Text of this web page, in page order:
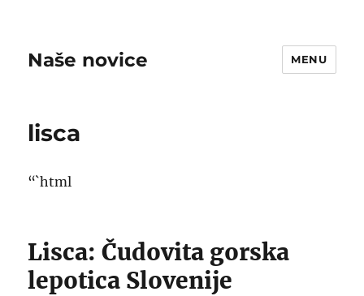
Naše novice MENU
lisca
“`html
Lisca: Čudovita gorska
lepotica Slovenije